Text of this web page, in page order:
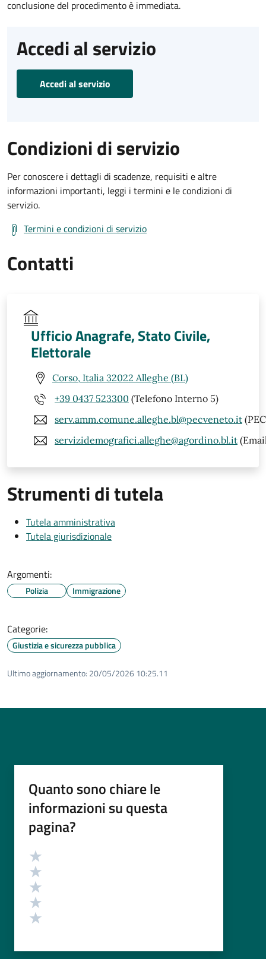
conclusione del procedimento è immediata.
Accedi al servizio
Accedi al servizio
Condizioni di servizio
Per conoscere i dettagli di scadenze, requisiti e altre
informazioni importanti, leggi i termini e le condizioni di
servizio.
Termini e condizioni di servizio
Contatti
Ufficio Anagrafe, Stato Civile,
Elettorale
Corso, Italia 32022 Alleghe (BL)
+39 0437 523300 (Telefono Interno 5)
serv.amm.comune.alleghe.bl@pecveneto.it
servizidemografici.alleghe@agordino.bl.it
Strumenti di tutela
Tutela amministrativa
Tutela giurisdizionale
Argomenti:
Polizia Immigrazione
Categorie:
Giustizia e sicurezza pubblica
Ultimo aggiornamento: 20/05/2026 10:25.11
Quanto sono chiare le
informazioni su questa
pagina?
Valutazione